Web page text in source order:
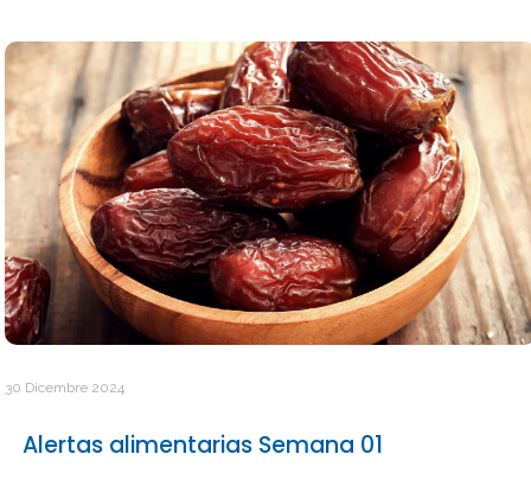
30 Dicembre 2024
Alertas alimentarias Semana 01